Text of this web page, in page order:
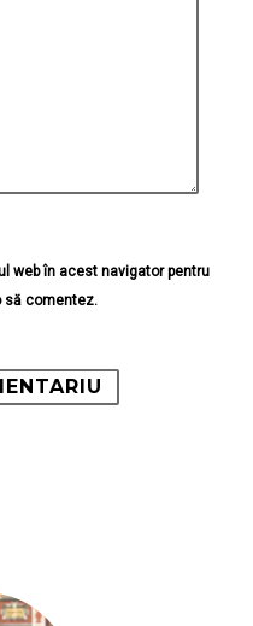
web în acest navigator pentru
să comentez.